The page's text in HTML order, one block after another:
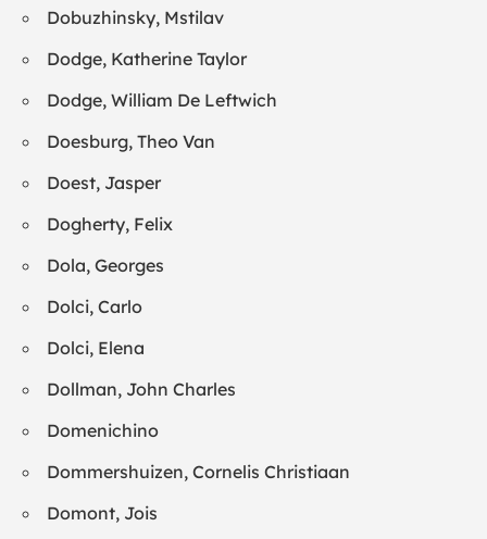
Dobuzhinsky, Mstilav
Dodge, Katherine Taylor
Dodge, William De Leftwich
Doesburg, Theo Van
Doest, Jasper
Dogherty, Felix
Dola, Georges
Dolci, Carlo
Dolci, Elena
Dollman, John Charles
Domenichino
Dommershuizen, Cornelis Christiaan
Domont, Jois